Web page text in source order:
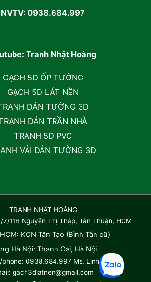
NVTV: 0938.684.997
Tranh Nhật Hoàng
GẠCH 5D ỐP TƯỜNG
GẠCH 5D LÁT NỀN
DÁN TƯỜNG 3D
DÁN TRẦN NHÀ
TRANH 5D PVC
VẢI DÁN TƯỜNG 3D
TRANH NHẬT HOÀNG
11B Nguyễn Thị Thập, Tân Thuận, HCM
KCN Tân Tạo (Bình Tân cũ)
Hà Nội: Thanh Oai, Hà Nội.
phone: 0938.684.997 Ms. Linh
gach3dlatnen@gmail.com